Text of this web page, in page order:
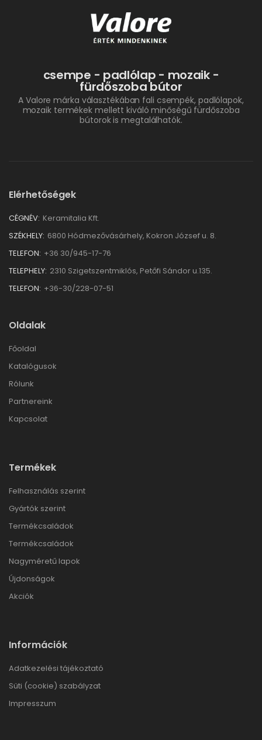
csempe - padlólap - mozaik -
fürdőszoba bútor
A Valore márka választékában fali csempék, padlólapok,
mozaik termékek mellett kiváló minőségű fürdőszoba
bútorok is megtalálhatók.
Elérhetőségek
CÉGNÉV: Keramitalia Kft.
SZÉKHELY: 6800 Hódmezővásárhely, Kokron József u. 8.
TELEFON: +36 30/945-17-76
TELEPHELY: 2310 Szigetszentmiklós, Petőfi Sándor u.135.
TELEFON: +36-30/228-07-51
Oldalak
Főoldal
Katalógusok
Rólunk
Partnereink
Kapcsolat
Termékek
Felhasználás szerint
Gyártók szerint
Termékcsaládok
Termékcsaládok
Nagyméretű lapok
Újdonságok
Akciók
Információk
Adatkezelési tájékoztató
Süti (cookie) szabályzat
Impresszum